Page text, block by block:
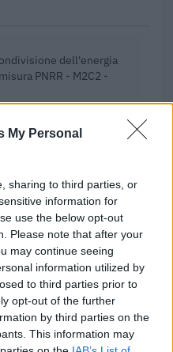
My Personal
sharing to third parties, or
information for
use the below opt-out
Please note that after your
may continue seeing
information utilized by
to third parties prior to
opt-out of the further
by third parties on the
This information may
dell'energia
PNRR - M2C2 -
S.p.A.
nel biennio 2021 - 2022
4.0